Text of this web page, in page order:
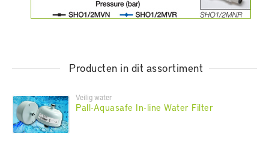
Producten in dit assortiment
Veilig water
Pall-Aquasafe In-line Water Filter